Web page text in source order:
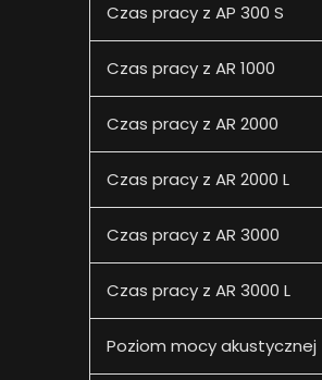
Czas pracy z AP 300 S
Czas pracy z AR 1000
Czas pracy z AR 2000
Czas pracy z AR 2000 L
Czas pracy z AR 3000
Czas pracy z AR 3000 L
Poziom mocy akustycznej